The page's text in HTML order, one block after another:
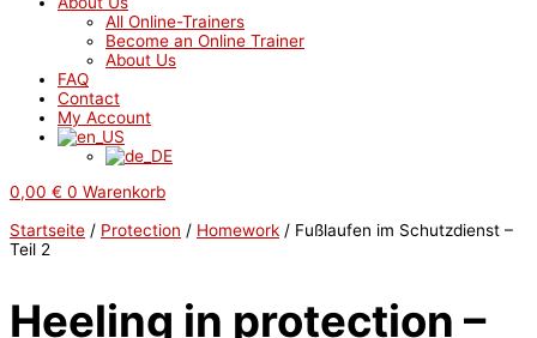
All Online-Trainers
Become an Online Trainer
About Us
FAQ
Contact
My Account
0,00 € 0 Warenkorb
Startseite / Protection / Homework / Fußlaufen im Schutzdienst –
Teil 2
Heeling in protection –